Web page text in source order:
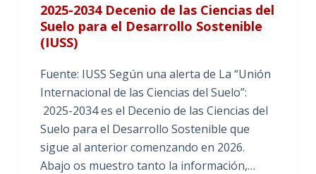
2025-2034 Decenio de las Ciencias del
Suelo para el Desarrollo Sostenible
(IUSS)
Fuente: IUSS Según una alerta de La “Unión
Internacional de las Ciencias del Suelo”:
2025-2034 es el Decenio de las Ciencias del
Suelo para el Desarrollo Sostenible que
sigue al anterior comenzando en 2026.
Abajo os muestro tanto la información,…